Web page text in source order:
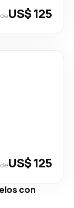
US$ 125
US$ 125
con